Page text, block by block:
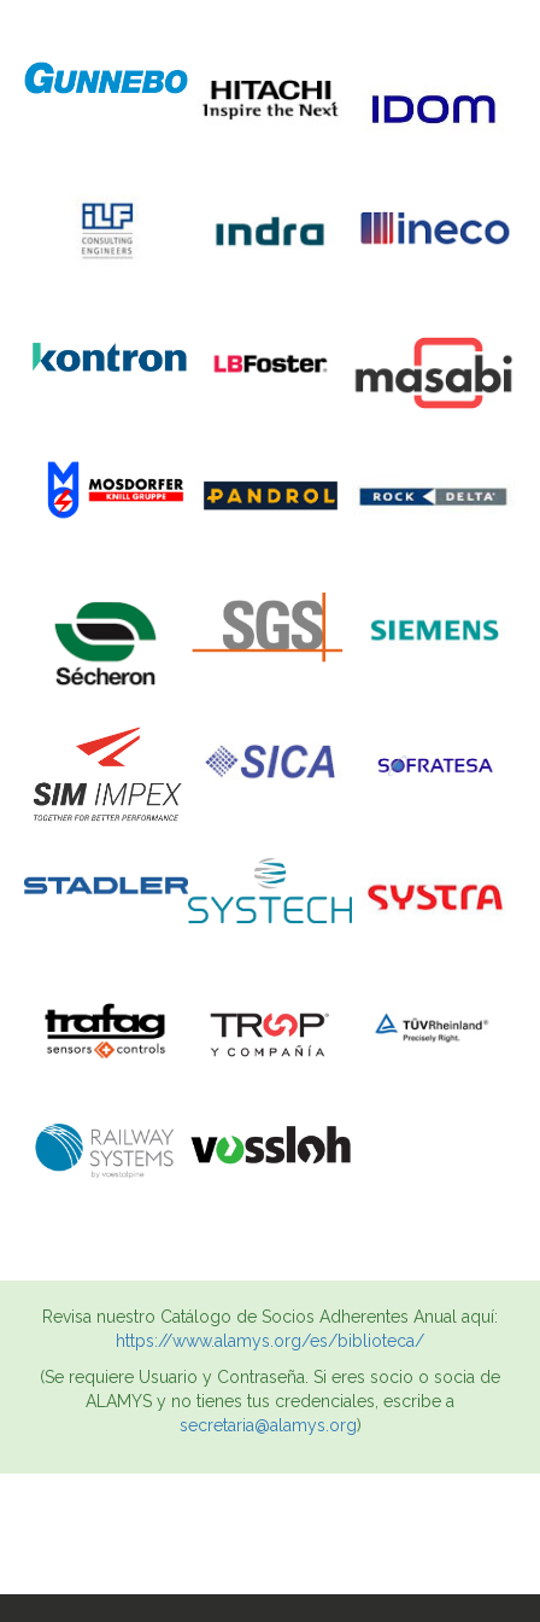
Revisa nuestro Catálogo de Socios Adherentes Anual aquí:
https://www.alamys.org/es/biblioteca/
(Se requiere Usuario y Contraseña. Si eres socio o socia de
ALAMYS y no tienes tus credenciales, escribe a
secretaria@alamys.org)